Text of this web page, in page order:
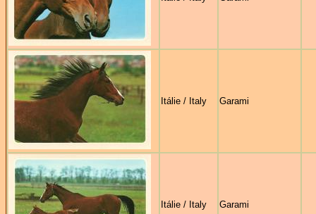
Itálie / Italy Garami
Itálie / Italy Garami